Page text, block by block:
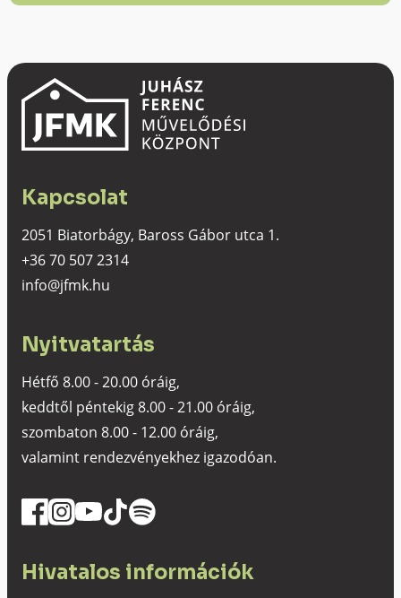
Kapcsolat
2051 Biatorbágy, Baross Gábor utca 1.
+36 70 507 2314
info@jfmk.hu
Nyitvatartás
Hétfő 8.00 - 20.00 óráig,
keddtől péntekig 8.00 - 21.00 óráig,
szombaton 8.00 - 12.00 óráig,
valamint rendezvényekhez igazodóan.
Hivatalos információk